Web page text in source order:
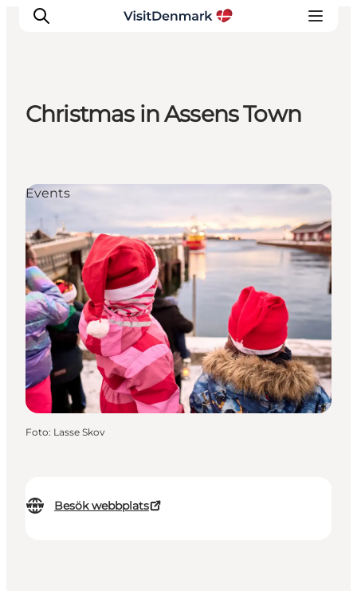
Aktiviteter
Övernatta
Planera resan
Christmas in Assens Town
Besök webbplats
Events
Foto: Lasse Skov